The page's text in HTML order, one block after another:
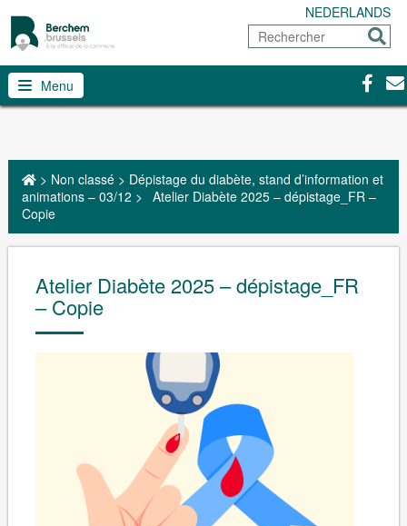
NEDERLANDS
Rechercher
Menu
> Non classé> Dépistage du diabète, stand d’information et
animations – 03/12 > Atelier Diabète 2025 – dépistage_FR –
Copie
Atelier Diabète 2025 – dépistage_FR
– Copie